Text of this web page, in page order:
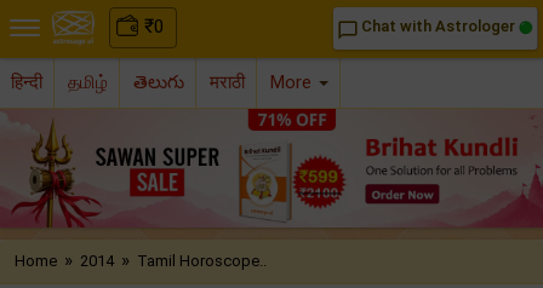
₹0 chat_bubble_outline Chat with Astrologer
हिन्दी தமிழ் తెలుగు मराठी More
Home » 2014 » Tamil Horoscope..